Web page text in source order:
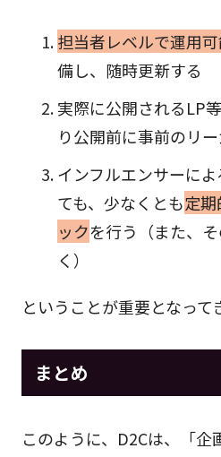
担当者レベルで運用
備し、随時更新する
実際に公開されるLP
り公開前に事前のリ
インフルエンサーに
ても、少なくとも定
ックを行う（また、
く）
ということが重要となって
まとめ
このように、D2Cは、「